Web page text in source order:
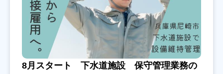
8月スタート 下水道施設 保守管理業務の